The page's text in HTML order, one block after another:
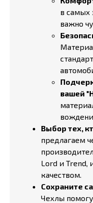
в самых
важно
вашей
Выбор тех,
предлагаем
Lord и Trend,
качеством.
Сохраните
Чехлы